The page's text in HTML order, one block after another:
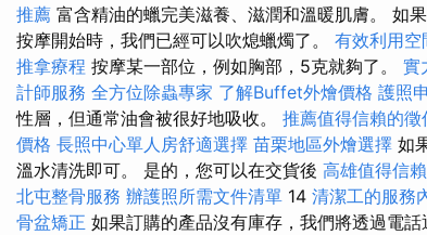
推薦 富含精油的蠟完美滋養、滋潤和溫暖肌膚。 如
按摩開始時，我們已經可以吹熄蠟燭了。 有效利用空
推拿療程 按摩某一部位，例如胸部，5克就夠了。 實
計師服務 全方位除蟲專家 了解Buffet外燴價格 護照
性層，但通常油會被很好地吸收。 推薦值得信賴的徵
價格 長照中心單人房舒適選擇 苗栗地區外燴選擇 如
溫水清洗即可。 是的，您可以在交貨後 高雄值得信
北屯整骨服務 辦護照所需文件清單 14 清潔工的服務
骨盆矯正 如果訂購的產品沒有庫存，我們將透過電